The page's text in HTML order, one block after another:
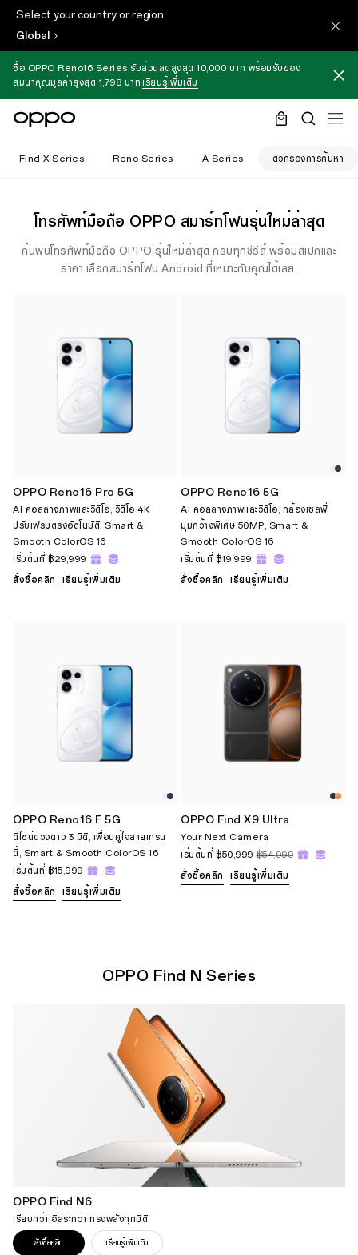
Select your country or region
Global
ซื้อ OPPO Reno16 Series รับส่วนลดสูงสุด 10,000 บาท พร้อมรับของ
สมนาคุณมูลค่าสูงสุด 1,798 บาท เรียนรู้เพิ่มเติม
Find X Series Reno Series A Series ตัวกรองการค้นหา
โทรศัพท์มือถือ OPPO สมาร์ทโฟนรุ่นใหม่ล่าสุด
ค้นพบโทรศัพท์มือถือ OPPO รุ่นใหม่ล่าสุด ครบทุกซีรีส์ พร้อมสเปคและ
ราคา เลือกสมาร์ทโฟน Android ที่เหมาะกับคุณได้เลย.
OPPO Reno16 Pro 5G
AI คอลลาจภาพและวิดีโอ, วิดีโอ 4K
ปรับเฟรมตรงอัตโนมัติ, Smart &
Smooth ColorOS 16
เริ่มต้นที่ ฿29,999
สั่งซื้อคลิก เรียนรู้เพิ่มเติม
OPPO Reno16 5G
AI คอลลาจภาพและวิดีโอ, กล้องเซลฟี่
มุมกว้างพิเศษ 50MP, Smart &
Smooth ColorOS 16
เริ่มต้นที่ ฿19,999
สั่งซื้อคลิก เรียนรู้เพิ่มเติม
OPPO Reno16 F 5G
ดีไซน์ดวงดาว 3 มิติ, เพื่อนคู่ใจสายเทรน
ดี้, Smart & Smooth ColorOS 16
เริ่มต้นที่ ฿15,999
สั่งซื้อคลิก เรียนรู้เพิ่มเติม
OPPO Find X9 Ultra
Your Next Camera
เริ่มต้นที่ ฿50,999 ฿54,999
สั่งซื้อคลิก เรียนรู้เพิ่มเติม
OPPO Find N Series
OPPO Find N6
เรียบกว่า อิสระกว่า ทรงพลังทุกมิติ
สั่งซื้อคลิก เรียนรู้เพิ่มเติม